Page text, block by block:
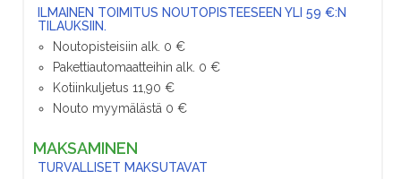
ILMAINEN TOIMITUS NOUTOPISTEESEEN YLI 59 €:N
TILAUKSIIN.
Noutopisteisiin alk. 0 €
Pakettiautomaatteihin alk. 0 €
Kotiinkuljetus 11,90 €
Nouto myymälästä 0 €
MAKSAMINEN
TURVALLISET MAKSUTAVAT